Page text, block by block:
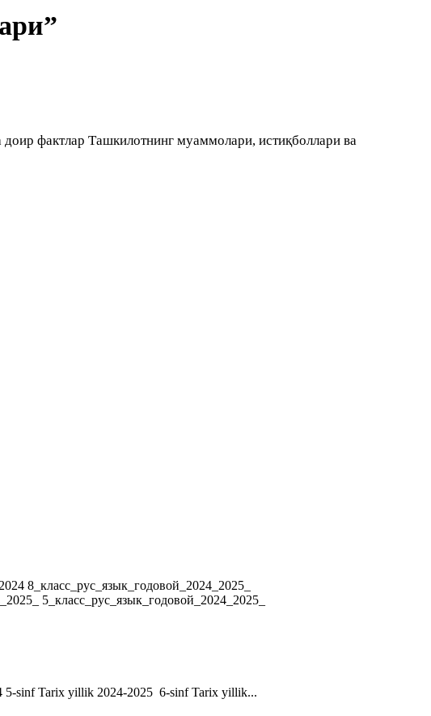
фактлар Ташкилотнинг муаммолари, истиқболлари ва
8_класс_рус_язык_годовой_2024_2025_
5_класс_рус_язык_годовой_2024_2025_
5-sinf Tarix yillik 2024-2025 6-sinf Tarix yillik...